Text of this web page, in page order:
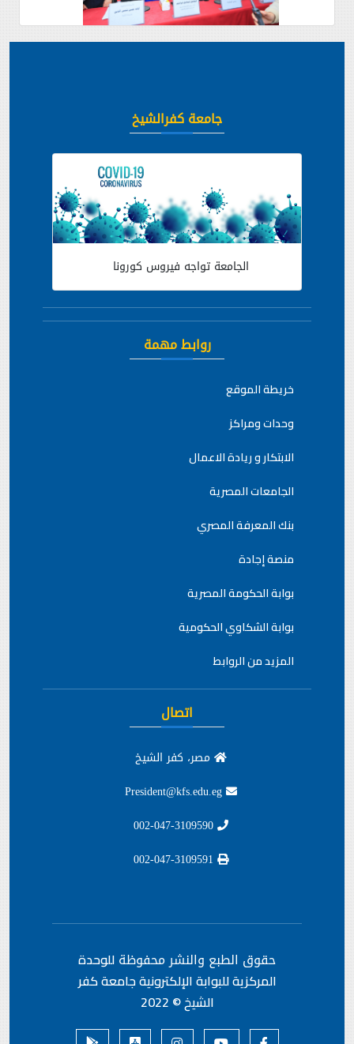
جامعة كفرالشيخ
الجامعة تواجه فيروس كورونا
روابط مهمة
خريطة الموقع
وحدات ومراكز
الابتكار و ريادة الاعمال
الجامعات المصرية
بنك المعرفة المصري
منصة إجادة
بوابة الحكومة المصرية
بوابة الشكاوي الحكومية
المزيد من الروابط
اتصال
مصر، كفر الشيخ
حقوق الطبع والنشر محفوظة للوحدة
المركزية للبوابة الإلكترونية جامعة كفر
الشيخ © 2022